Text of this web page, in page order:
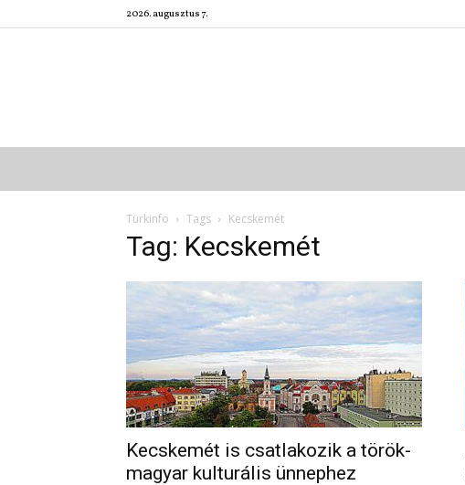
2026. augusztus 7.
Türkinfo Tags Kecskemét
Tag: Kecskemét
Kecskemét is csatlakozik a török-
magyar kulturális ünnephez